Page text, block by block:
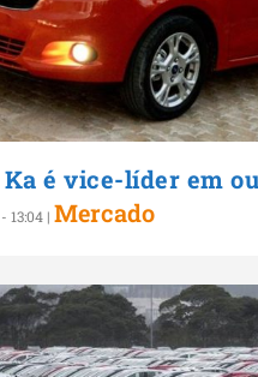
é vice-líder em
13:04 | Mercado